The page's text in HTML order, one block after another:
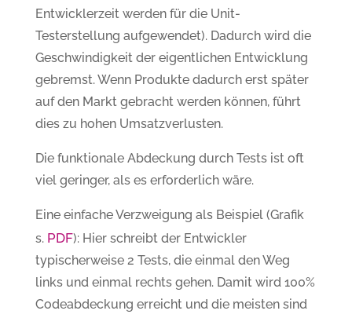
Entwicklerzeit werden für die Unit-
Testerstellung aufgewendet). Dadurch wird die
Geschwindigkeit der eigentlichen Entwicklung
gebremst. Wenn Produkte dadurch erst später
auf den Markt gebracht werden können, führt
dies zu hohen Umsatzverlusten.
Die funktionale Abdeckung durch Tests ist oft
viel geringer, als es erforderlich wäre.
Eine einfache Verzweigung als Beispiel (Grafik
s. PDF): Hier schreibt der Entwickler
typischerweise 2 Tests, die einmal den Weg
links und einmal rechts gehen. Damit wird 100%
Codeabdeckung erreicht und die meisten sind